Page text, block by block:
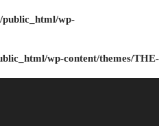
public_html/wp-
wp-content/themes/THE-